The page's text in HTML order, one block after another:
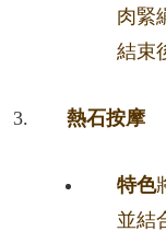
肉緊
結束
熱石按摩
特色
並結